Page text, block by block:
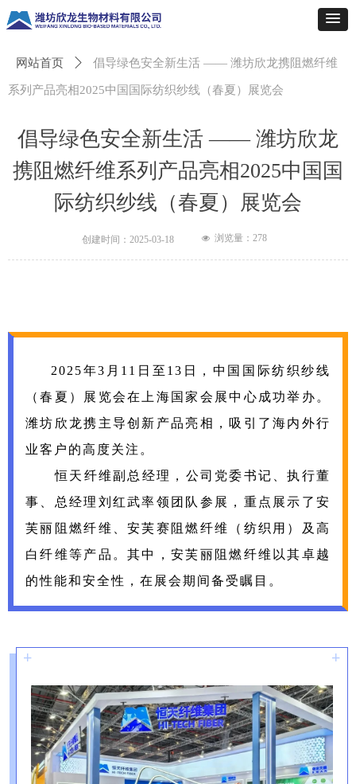
倡导绿色安全新生活 —— 潍坊欣龙
携阻燃纤维系列产品亮相2025中国国
际纺织纱线（春夏）展览会
2025年3月11日至13日，中国国际纺织纱线
（春夏）展览会在上海国家会展中心成功举办。
潍坊欣龙携主导创新产品亮相，吸引了海内外行
业客户的高度关注。
恒天纤维副总经理，公司党委书记、执行董
事、总经理刘红武率领团队参展，重点展示了安
芙丽阻燃纤维、安芙赛阻燃纤维（纺织用）及高
白纤维等产品。其中，安芙丽阻燃纤维以其卓越
的性能和安全性，在展会期间备受瞩目。
+ +
网站首页 ꄲ 倡导绿色安全新生活 —— 潍坊欣龙携阻燃纤维
系列产品亮相2025中国国际纺织纱线（春夏）展览会
创建时间： 2025-03-18 넶 浏览量： 278